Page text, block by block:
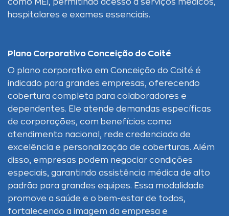
como MEI, permitindo acesso a serviços médicos,
hospitalares e exames essenciais.
Plano Corporativo Conceição do Coité
O plano corporativo em Conceição do Coité é
indicado para grandes empresas, oferecendo
cobertura completa para colaboradores e
dependentes. Ele atende demandas específicas
de corporações, com benefícios como
atendimento nacional, rede credenciada de
excelência e personalização de coberturas. Além
disso, empresas podem negociar condições
especiais, garantindo assistência médica de alto
padrão para grandes equipes. Essa modalidade
promove a saúde e o bem-estar de todos,
fortalecendo a imagem da empresa e